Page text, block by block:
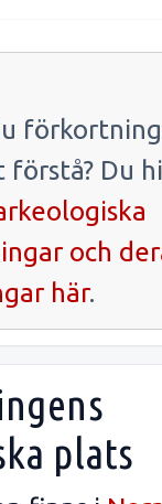
förstå? Du
och
här.
plats